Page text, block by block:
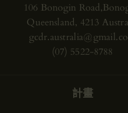
106 Bonogin
Queensland, 4213
(07) 5522-8788
計畫